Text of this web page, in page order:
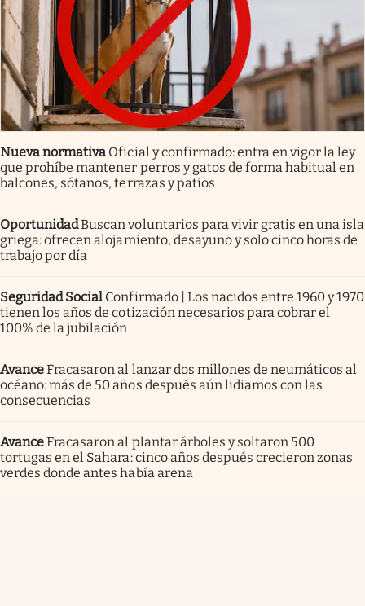
Nueva normativa Oficial y confirmado: entra en vigor la ley
que prohíbe mantener perros y gatos de forma habitual en
balcones, sótanos, terrazas y patios
OportunidadBuscan voluntarios para vivir gratis en una isla
griega: ofrecen alojamiento, desayuno y solo cinco horas de
trabajo por día
Seguridad Social Confirmado | Los nacidos entre 1960 y 1970
tienen los años de cotización necesarios para cobrar el
100% de la jubilación
AvanceFracasaron al lanzar dos millones de neumáticos al
océano: más de 50 años después aún lidiamos con las
consecuencias
AvanceFracasaron al plantar árboles y soltaron 500
tortugas en el Sahara: cinco años después crecieron zonas
verdes donde antes había arena